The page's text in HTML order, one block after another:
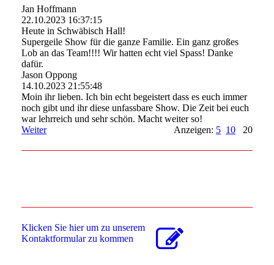
Jan Hoffmann
22.10.2023 16:37:15
Heute in Schwäbisch Hall!
Supergeile Show für die ganze Familie. Ein ganz großes
Lob an das Team!!!! Wir hatten echt viel Spass! Danke
dafür.
Jason Oppong
14.10.2023 21:55:48
Moin ihr lieben. Ich bin echt begeistert dass es euch immer
noch gibt und ihr diese unfassbare Show. Die Zeit bei euch
war lehrreich und sehr schön. Macht weiter so!
Weiter
Anzeigen: 5 10 20
Klicken Sie hier um zu unserem
Kon­takt­for­mu­lar zu kommen